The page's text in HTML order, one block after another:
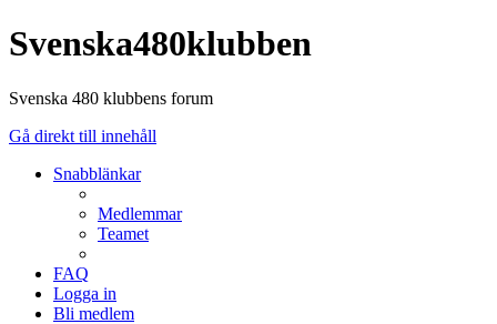
Svenska480klubben
Svenska 480 klubbens forum
Gå direkt till innehåll
Snabblänkar
Medlemmar
Teamet
FAQ
Logga in
Bli medlem